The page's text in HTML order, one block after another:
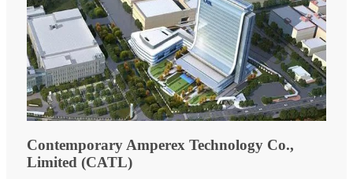
Contemporary Amperex Technology Co.,
Limited (CATL)